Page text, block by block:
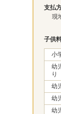
支払
現
子供
小
幼
り
幼
幼
幼